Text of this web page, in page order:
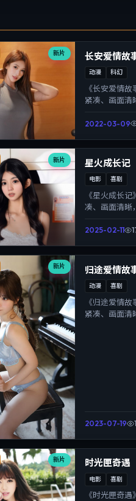
新片 长安爱情故
动漫 科幻
《长安爱情
紧凑、画面清
2022-03-09
新片 星火成长记
电影 喜剧
《星火成长
凑、画面清晰
2025-02-11
新片 归途爱情故
动漫 喜剧
《归途爱情
紧凑、画面清
2023-07-19
新片 时光匣奇遇
电影 喜剧
《时光匣奇